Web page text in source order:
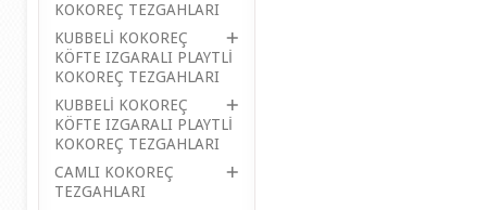
KOKOREÇ TEZGAHLARI
KUBBELİ KOKOREÇ
KÖFTE IZGARALI PLAYTLİ
KOKOREÇ TEZGAHLARI
KUBBELİ KOKOREÇ
KÖFTE IZGARALI PLAYTLİ
KOKOREÇ TEZGAHLARI
CAMLI KOKOREÇ
TEZGAHLARI